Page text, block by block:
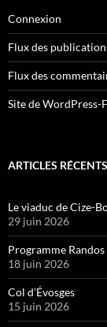
Connexion
Flux des
Flux des
Site de WordPress-
ARTICLES RÉCENTS
Le viaduc de Cize-
29 juin 2026
Programme
18 juin 2026
Col d’Évosges
15 juin 2026